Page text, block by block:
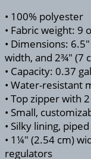
• 100% polyester
• Fabric weight: 9
• Dimensions:
width, and 2¾″ (7
• Capacity: 0.37
• Water-resistant
• Top zipper with
• Small,
• Silky lining,
• 1¼″ (2.54 cm)
regulators